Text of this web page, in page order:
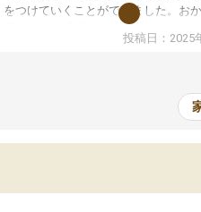
をつけていくことができました。お
期テストの成績が10点以上アップし
投稿日：2025